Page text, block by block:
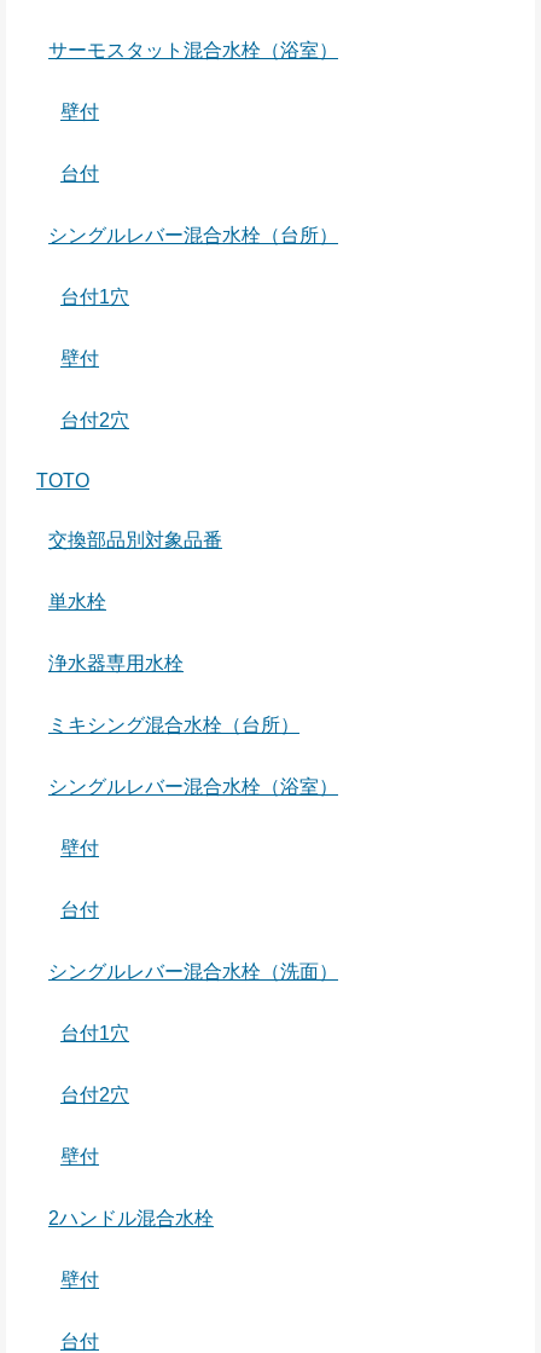
サーモスタット混合水栓（浴室）
壁付
台付
シングルレバー混合水栓（台所）
台付1穴
壁付
台付2穴
TOTO
交換部品別対象品番
単水栓
浄水器専用水栓
ミキシング混合水栓（台所）
シングルレバー混合水栓（浴室）
壁付
台付
シングルレバー混合水栓（洗面）
台付1穴
台付2穴
壁付
2ハンドル混合水栓
壁付
台付